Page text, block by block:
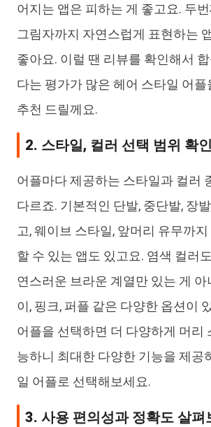
어지는 앱은 피하는 게 좋고요. 두
그림자까지 자연스럽게 표현하는
좋아요. 이럴 땐 리뷰를 확인해서
다는 평가가 많은 헤어 스타일 어플
추천 드릴께요.
2. 스타일, 컬러 선택 범위 확
어플마다 제공하는 스타일과 컬러
다르죠. 기본적인 단발, 중단발, 장
고, 웨이브 스타일, 앞머리 유무까
할 수 있는 앱도 있고요. 염색 컬러
연스러운 브라운 계열만 있는 게 아
이, 핑크, 퍼플 같은 다양한 옵션이
어플을 선택하면 더 다양하게 머리
능하니 최대한 다양한 기능을 제공
일 어플로 선택해보세요.
3. 사용 편의성과 정확도 살펴